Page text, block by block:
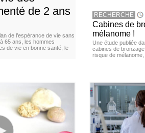
de 2 ans
de l’espérance de vie sans
65 ans, les hommes
de vie en bonne santé, le
RECHERCHE
Cabines de
mélanome !
Une étude publiée
cabines de
risque de